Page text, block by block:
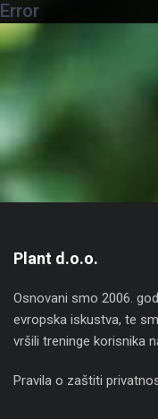
Error
Plant d.o.o.
Osnovani smo 2006.
evropska iskustva, te
vršili treninge korisnika
Pravila o zaštiti